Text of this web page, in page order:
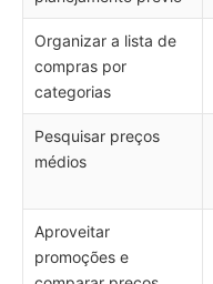
Organizar a lista de
compras por
categorias
Pesquisar preços
médios
Aproveitar
promoções e